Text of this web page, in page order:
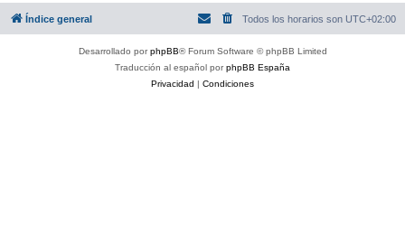
Índice general Todos los horarios son UTC+02:00
Desarrollado porphpBB® Forum Software © phpBB Limited
Traducción al español porphpBB España
Privacidad | Condiciones